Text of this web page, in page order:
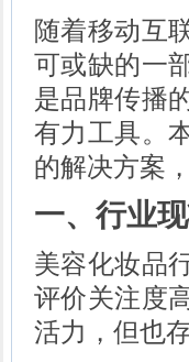
随着移动互
可或缺的一
是品牌传播
有力工具。
的解决方案
一、行业
美容化妆品
评价关注度
活力，但也